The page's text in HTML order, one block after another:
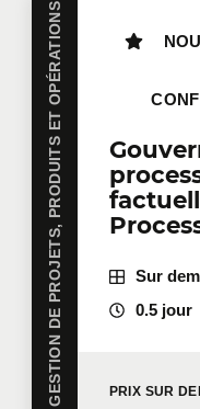
GESTION DE PROJETS, PRODUITS ET OPÉRATIONS
Sur
0.5 jour
PRIX SUR